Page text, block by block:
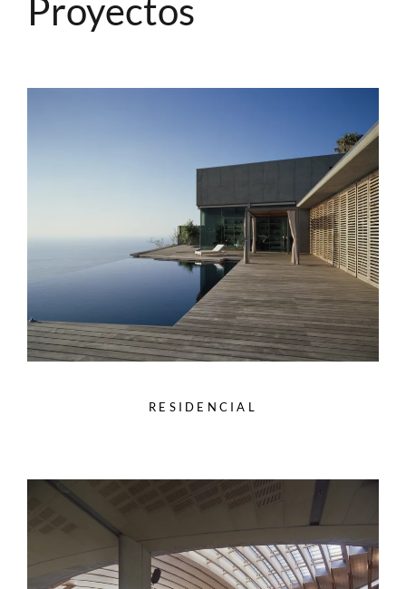
Proyectos
RESIDENCIAL